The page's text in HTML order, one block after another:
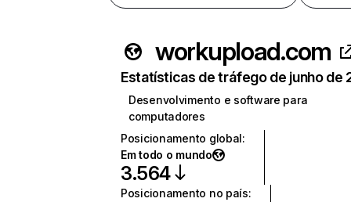
workupload.com
Estatísticas de tráfego de junho de
Desenvolvimento e software para
computadores
Posicionamento global:
Em todo o mundo
3.564
Posicionamento no país: